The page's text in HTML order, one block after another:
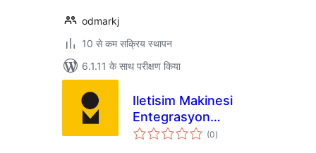
odmarkj
10 से कम सक्रिय स्थापन
6.1.11 के साथ परीक्षण किया
Iletisim Makinesi
Entegrasyon
Platformu
(0कुल
दर)